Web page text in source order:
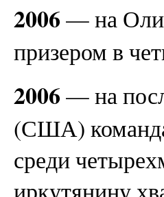
2006— на
призером в
2006— на
(США) команда
среди
иркутянину